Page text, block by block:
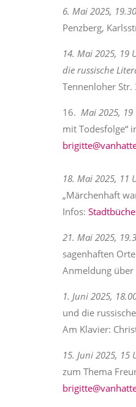
6. Mai 2025,
Penzberg,
14. Mai 2025, 19
die russische
Tennenloher Str.
16. Mai 2025, 19
mit Todesfolge“
18. Mai 2025, 11
„Märchenhaft
Infos:
21. Mai 2025,
sagenhaften
Anmeldung über
1. Juni 2025,
und die
Am Klavier:
15. Juni 2025, 15
zum Thema